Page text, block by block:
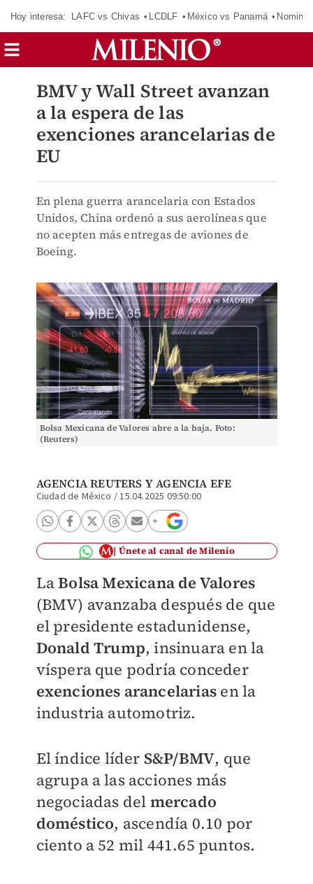
Hoy interesa: LAFC vs Chivas LCDLF México vs Panamá
BMV y Wall Street avanzan
a la espera de las
exenciones arancelarias de
EU
En plena guerra arancelaria con Estados
Unidos, China ordenó a sus aerolíneas que
no acepten más entregas de aviones de
Boeing.
Bolsa Mexicana de Valores abre a la baja. Foto:
(Reuters)
AGENCIA REUTERS YAGENCIA EFE
Ciudad de México /15.04.2025 09:50:00
Únete al canal de Milenio
LaBolsa Mexicana de Valores
(BMV) avanzaba después de que
el presidente estadunidense,
Donald Trump, insinuara en la
víspera que podría conceder
exenciones arancelarias en la
industria automotriz.
El índice líder S&P/BMV, que
agrupa a las acciones más
negociadas del mercado
doméstico, ascendía 0.10 por
ciento a 52 mil 441.65 puntos.